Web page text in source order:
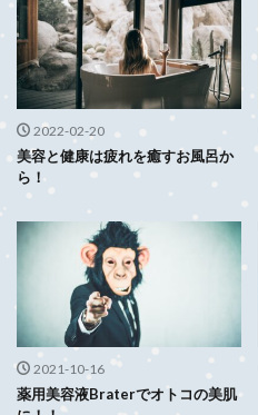
2022-02-20
美容と健康は疲れを癒すお風呂か
ら！
2021-10-16
薬用美容液Braterでオトコの美肌